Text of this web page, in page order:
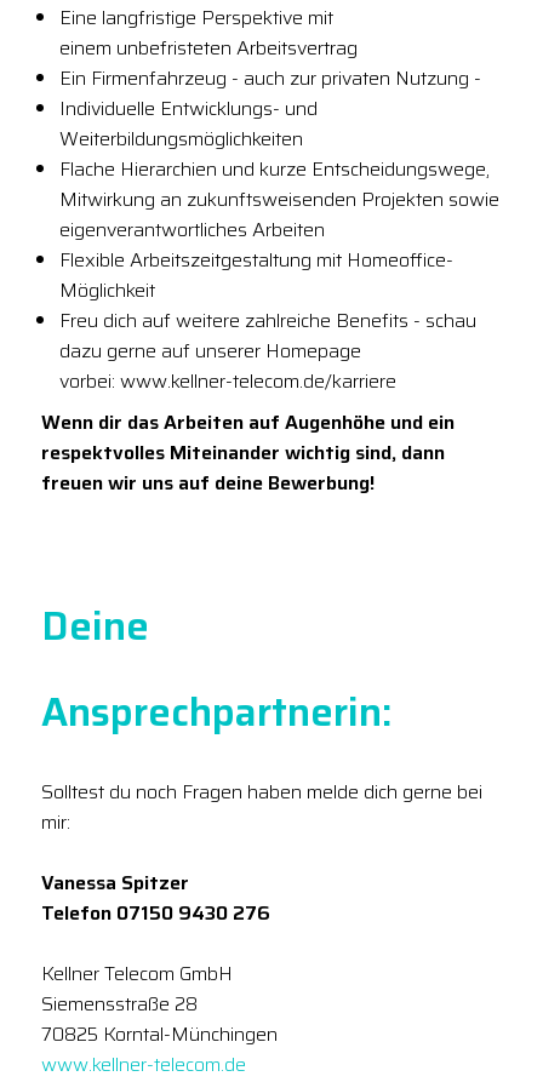
Eine langfristige Perspektive mit
einem unbefristeten Arbeitsvertrag
Ein Firmenfahrzeug - auch zur privaten Nutzung -
Individuelle Entwicklungs- und
Weiterbildungsmöglichkeiten
Flache Hierarchien und kurze Entscheidungswege,
Mitwirkung an zukunftsweisenden Projekten sowie
eigenverantwortliches Arbeiten
Flexible Arbeitszeitgestaltung mit Homeoffice-
Möglichkeit
Freu dich auf weitere zahlreiche Benefits - schau
dazu gerne auf unserer Homepage
vorbei: www.kellner-telecom.de/karriere
Wenn dir das Arbeiten auf Augenhöhe und ein
respektvolles Miteinander wichtig sind, dann
freuen wir uns auf deine Bewerbung!
Deine
Ansprechpartnerin:
Solltest du noch Fragen haben melde dich gerne bei
mir:
Vanessa Spitzer
Telefon 07150 9430 276
Kellner Telecom GmbH
Siemensstraße 28
70825 Korntal-Münchingen
www.kellner-telecom.de